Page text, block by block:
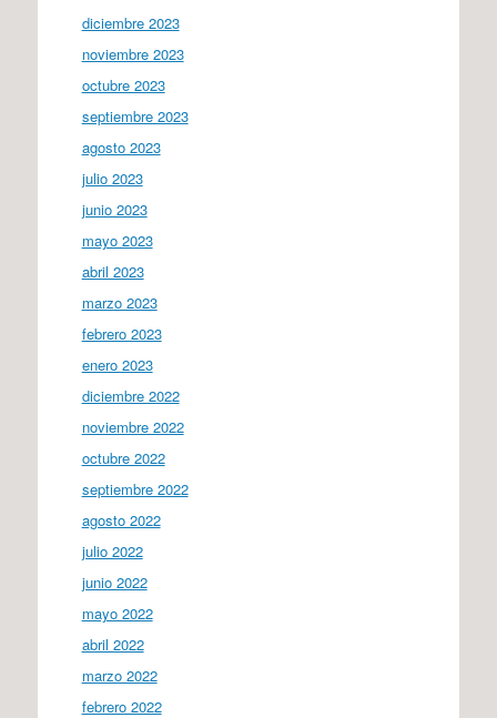
diciembre 2023
noviembre 2023
octubre 2023
septiembre 2023
agosto 2023
julio 2023
junio 2023
mayo 2023
abril 2023
marzo 2023
febrero 2023
enero 2023
diciembre 2022
noviembre 2022
octubre 2022
septiembre 2022
agosto 2022
julio 2022
junio 2022
mayo 2022
abril 2022
marzo 2022
febrero 2022